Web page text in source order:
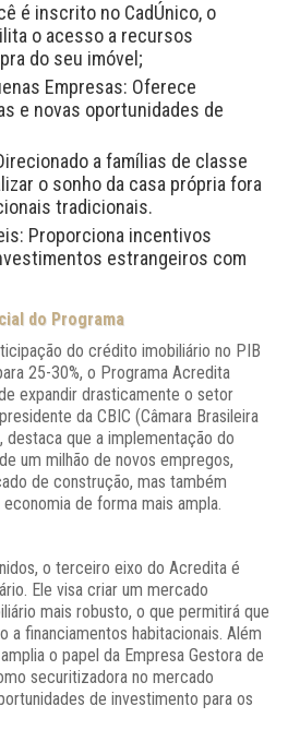
é inscrito no CadÚnico, o
o acesso a recursos
do seu imóvel;
Empresas: Oferece
e novas oportunidades de
a famílias de classe
o sonho da casa própria fora
tradicionais.
Proporciona incentivos
estrangeiros com
do Programa
do crédito imobiliário no PIB
25-30%, o Programa Acredita
expandir drasticamente o setor
da CBIC (Câmara Brasileira
destaca que a implementação do
um milhão de novos empregos,
de construção, mas também
de forma mais ampla.
o terceiro eixo do Acredita é
Ele visa criar um mercado
mais robusto, o que permitirá que
a financiamentos habitacionais. Além
o papel da Empresa Gestora de
securitizadora no mercado
de investimento para os